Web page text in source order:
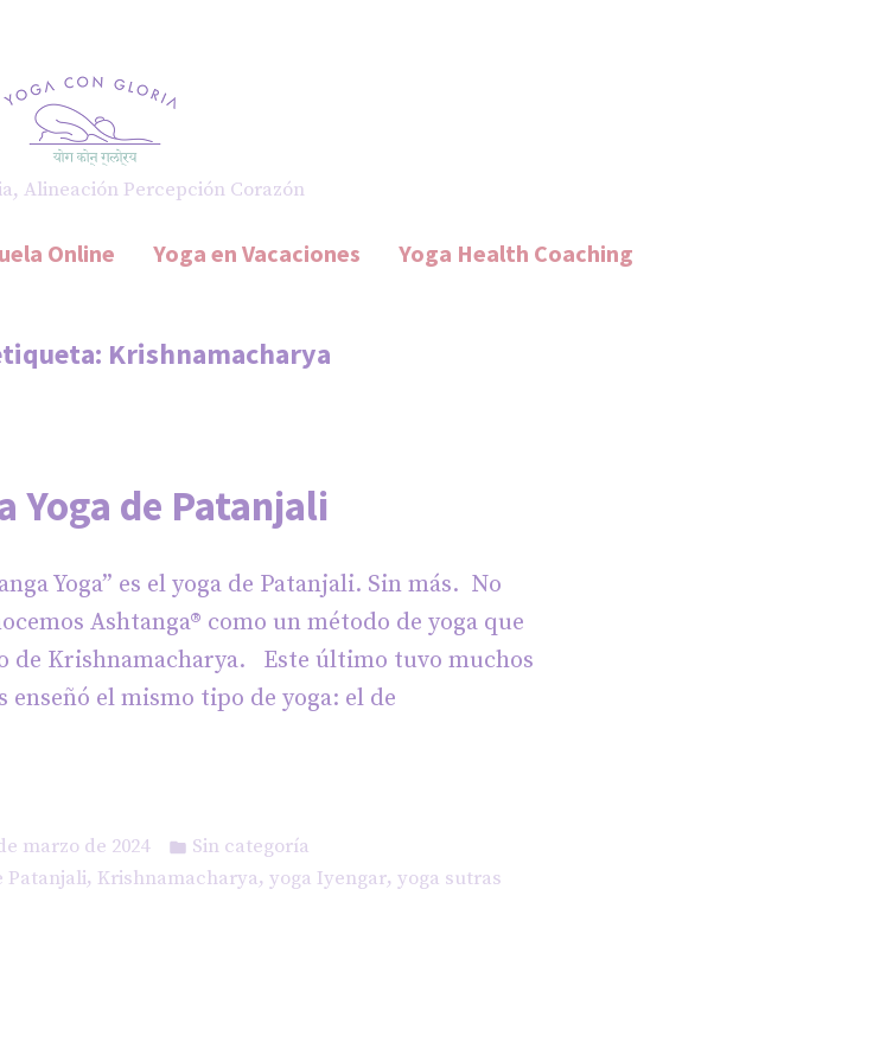
Alineación Percepción Corazón
Online Yoga en Vacaciones Yoga Health Coaching
Krishnamacharya
Yoga de Patanjali
Yoga” es el yoga de Patanjali. Sin más. No
Ashtanga® como un método de yoga que
de Krishnamacharya. Este último tuvo muchos
el mismo tipo de yoga: el de
marzo de 2024
Publicado
en
Sin categoría
Patanjali, Krishnamacharya, yoga Iyengar, yoga sutras